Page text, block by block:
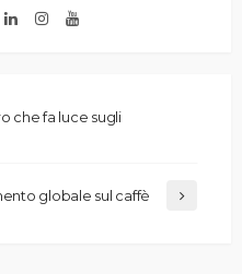
che fa luce sugli
globale sul caffè